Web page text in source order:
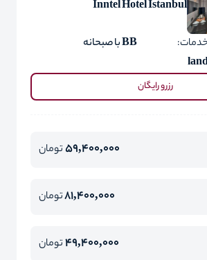
Inntel Hotel Istanbul
خدمات:
BB با صبحانه
رزرو رایگان
59,400,000تومان
81,400,000تومان
49,400,000تومان